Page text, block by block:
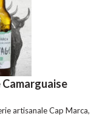
Camarguaise
artisanale Cap Marca,